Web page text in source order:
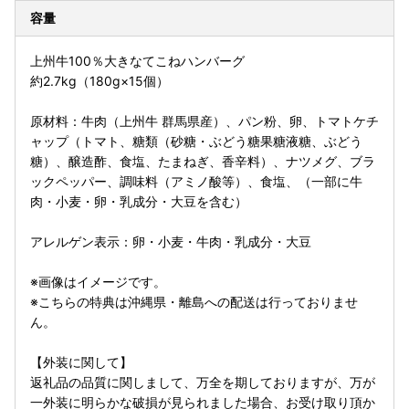
容量
上州牛100％大きなてこねハンバーグ
約2.7kg（180g×15個）
原材料：牛肉（上州牛 群馬県産）、パン粉、卵、トマトケチ
ャップ（トマト、糖類（砂糖・ぶどう糖果糖液糖、ぶどう
糖）、醸造酢、食塩、たまねぎ、香辛料）、ナツメグ、ブラ
ックペッパー、調味料（アミノ酸等）、食塩、（一部に牛
肉・小麦・卵・乳成分・大豆を含む）
アレルゲン表示：卵・小麦・牛肉・乳成分・大豆
※画像はイメージです。
※こちらの特典は沖縄県・離島への配送は行っておりませ
ん。
【外装に関して】
返礼品の品質に関しまして、万全を期しておりますが、万が
一外装に明らかな破損が見られました場合、お受け取り頂か